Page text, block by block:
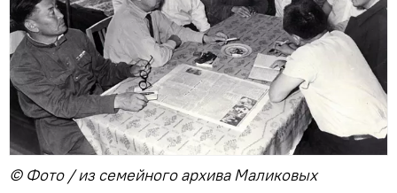
© Фото / из семейного архива Маликовых